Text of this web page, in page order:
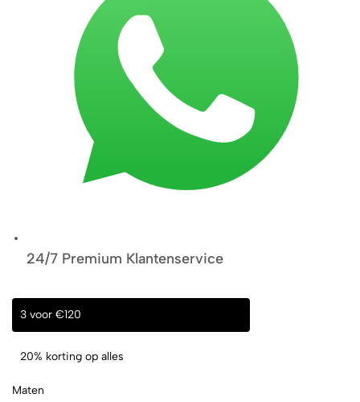
24/7 Premium Klantenservice
3 voor €120
20% korting op alles
Maten